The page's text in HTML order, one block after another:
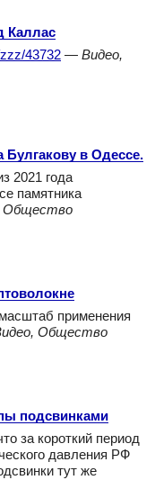
Каллас
43732 — Видео,
Булгакову в Одессе.
2021 года
памятника
Общество
применения
Общество
подсвинками
за короткий период
давления РФ
тут же